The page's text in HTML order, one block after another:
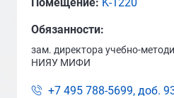
Обязанности:
зам. директора учебно-
НИЯУ МИФИ
+7 495 788-5699, доб.